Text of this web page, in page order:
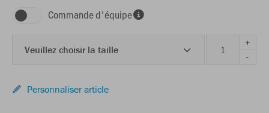
Commande d'équipe
Veuillez choisir la taille
+
-
Personnaliser article